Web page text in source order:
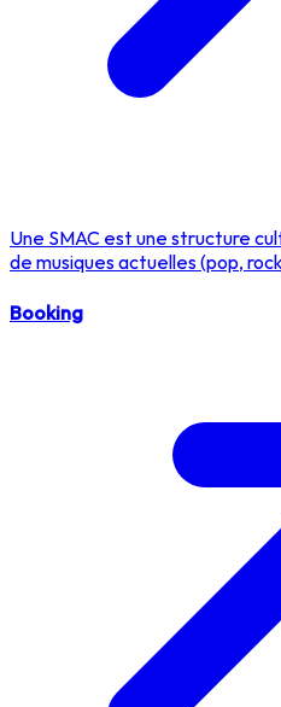
Une SMAC est une structure
de musiques actuelles (pop,
Booking